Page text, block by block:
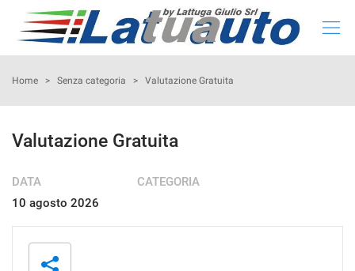
HOME
CONFIGURA LA TUA AUTO
Home > Senza categoria > Valutazione Gratuita
Valutazione Gratuita
DATA
10 agosto 2026
CATEGORIA